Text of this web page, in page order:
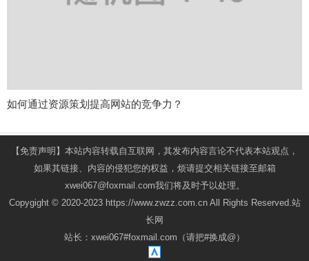
如何通过资源策划提高网站的竞争力？
【免责声明】本站内容转载自互联网，其发布内容言论不代表本站观点，
如果其链接、内容的侵犯您的权益，烦请提交相关链接至邮箱
xwei067@foxmail.com我们将及时予以处理。
Copygight © 2020-2023 https://www.zwzz.com.cn All Rights Reserved.站
长网
站长：xwei067#foxmail.com（请把#换成@）